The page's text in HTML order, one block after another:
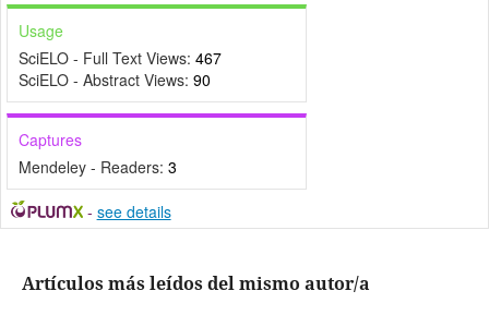
Usage
SciELO - Full Text Views: 467
SciELO - Abstract Views: 90
Captures
Mendeley - Readers: 3
- see details
Artículos más leídos del mismo autor/a